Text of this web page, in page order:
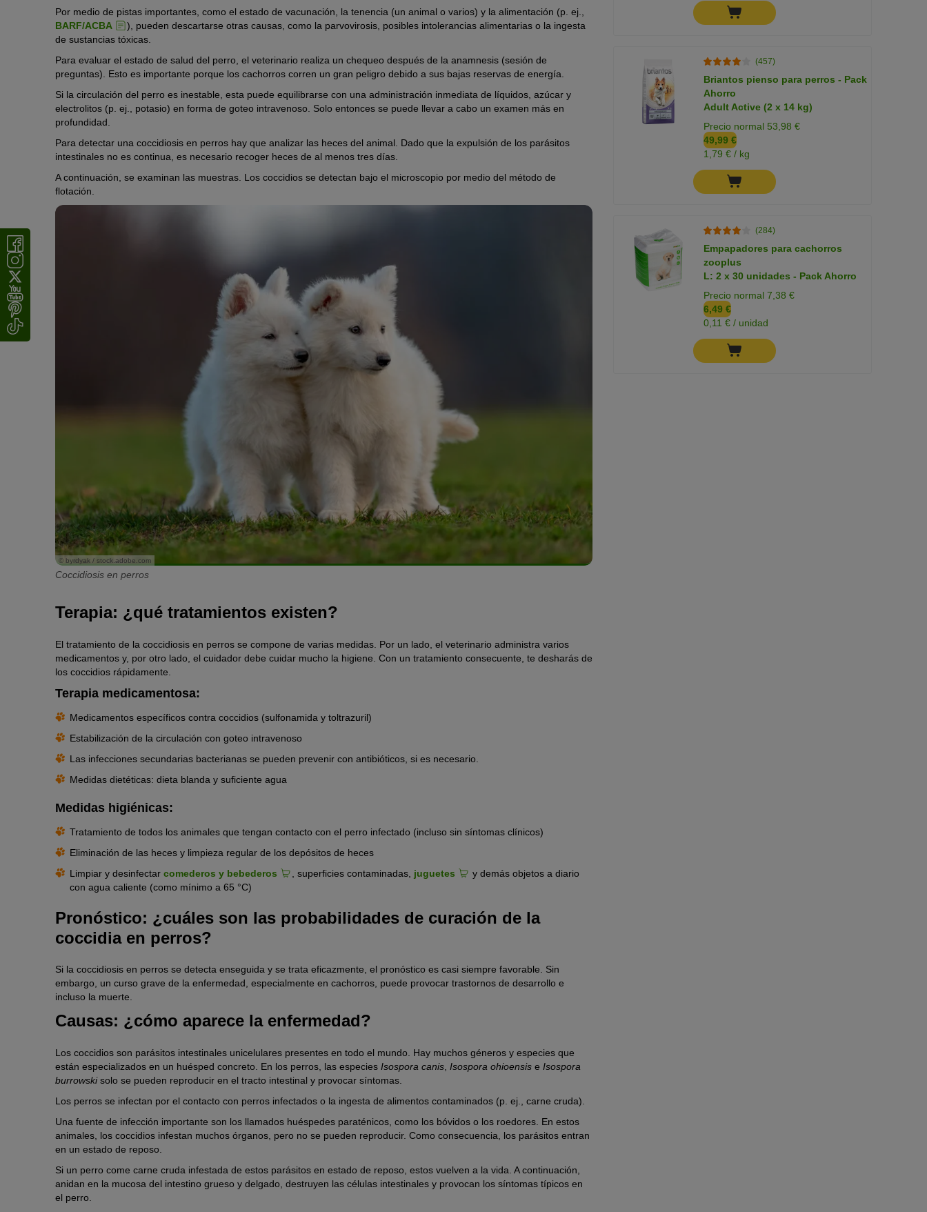
Por medio de pistas importantes, como el estado de vacunación, la tenencia (un animal o varios) y la alimentación (p. ej.,
BARF/ACBA
), pueden descartarse otras causas, como la parvovirosis, posibles intolerancias alimentarias o la ingesta
de sustancias tóxicas.
Para evaluar el estado de salud del perro, el veterinario realiza un chequeo después de la anamnesis (sesión de
preguntas). Esto es importante porque los cachorros corren un gran peligro debido a sus bajas reservas de energía.
Si la circulación del perro es inestable, esta puede equilibrarse con una administración inmediata de líquidos, azúcar y
electrolitos (p. ej., potasio) en forma de goteo intravenoso. Solo entonces se puede llevar a cabo un examen más en
profundidad.
Para detectar una coccidiosis en perros hay que analizar las heces del animal. Dado que la expulsión de los parásitos
intestinales no es continua, es necesario recoger heces de al menos tres días.
A continuación, se examinan las muestras. Los coccidios se detectan bajo el microscopio por medio del método de
flotación.
© byrdyak / stock.adobe.com
Coccidiosis en perros
Terapia: ¿qué tratamientos existen?
El tratamiento de la coccidiosis en perros se compone de varias medidas. Por un lado, el veterinario administra varios
medicamentos y, por otro lado, el cuidador debe cuidar mucho la higiene. Con un tratamiento consecuente, te desharás de
los coccidios rápidamente.
Terapia medicamentosa:
Medicamentos específicos contra coccidios (sulfonamida y toltrazuril)
Estabilización de la circulación con goteo intravenoso
Las infecciones secundarias bacterianas se pueden prevenir con antibióticos, si es necesario.
Medidas dietéticas: dieta blanda y suficiente agua
Medidas higiénicas:
Tratamiento de todos los animales que tengan contacto con el perro infectado (incluso sin síntomas clínicos)
Eliminación de las heces y limpieza regular de los depósitos de heces
Limpiar y desinfectar comederos y bebederos , superficies contaminadas, juguetes
y demás objetos a diario
con agua caliente (como mínimo a 65 °C)
Pronóstico: ¿cuáles son las probabilidades de curación de la
coccidia en perros?
Si la coccidiosis en perros se detecta enseguida y se trata eficazmente, el pronóstico es casi siempre favorable. Sin
embargo, un curso grave de la enfermedad, especialmente en cachorros, puede provocar trastornos de desarrollo e
incluso la muerte.
Causas: ¿cómo aparece la enfermedad?
Los coccidios son parásitos intestinales unicelulares presentes en todo el mundo. Hay muchos géneros y especies que
están especializados en un huésped concreto. En los perros, las especies Isospora canis Isospora ohioensis e Isospora
burrowskisolo se pueden reproducir en el tracto intestinal y provocar síntomas.
Los perros se infectan por el contacto con perros infectados o la ingesta de alimentos contaminados (p. ej., carne cruda).
Una fuente de infección importante son los llamados huéspedes paraténicos, como los bóvidos o los roedores. En estos
animales, los coccidios infestan muchos órganos, pero no se pueden reproducir. Como consecuencia, los parásitos entran
en un estado de reposo.
Si un perro come carne cruda infestada de estos parásitos en estado de reposo, estos vuelven a la vida. A continuación,
anidan en la mucosa del intestino grueso y delgado, destruyen las células intestinales y provocan los síntomas típicos en
el perro.
(457)
Briantos pienso para perros - Pack
Ahorro
Adult Active (2 x 14 kg)
Precio normal 53,98 €
49,99 €
1,79 € / kg
(284)
Empapadores para cachorros
zooplus
L: 2 x 30 unidades - Pack Ahorro
Precio normal 7,38 €
6,49 €
0,11 € / unidad